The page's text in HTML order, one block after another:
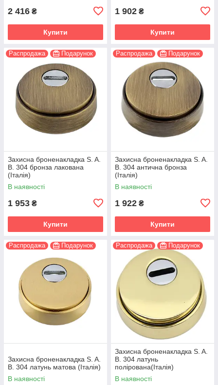
2 416 ₴
Купити
1 902 ₴
Купити
Распродажа Подарунок
Захисна броненакладка S. A.
B. 304 бронза лакована
(Італія)
В наявності
1 953 ₴
Купити
Распродажа Подарунок
Захисна броненакладка S. A.
B. 304 антична бронза
(Італія)
В наявності
1 922 ₴
Купити
Распродажа Подарунок
Захисна броненакладка S. A.
B. 304 латунь матова (Італія)
В наявності
Распродажа Подарунок
Захисна броненакладка S. A.
B. 304 латунь
полірована(Італія)
В наявності